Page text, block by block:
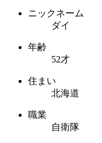
ニックネーム
ダイ
年齢
52才
住まい
北海道
職業
自衛隊